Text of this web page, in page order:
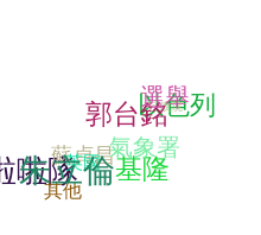
以色列
啦隊蘇貞昌基隆
行政院
其他
郭台銘
氣象署
英國
朱立倫
選舉